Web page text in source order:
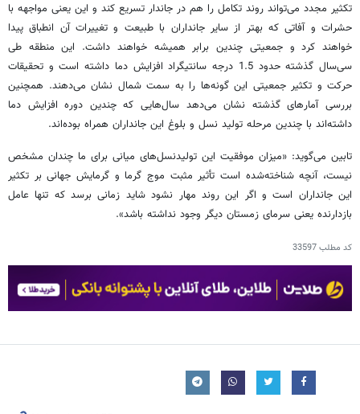
تکثیر مجدد می‌تواند روند تکامل را هم در جاندار تسریع کند و این یعنی مواجهه با
حشرات و آفاتی که بهتر از سایر جانداران با طبیعت و تغییرات آن انطباق پیدا
خواهند کرد و جمعیتی چندین برابر همیشه خواهند داشت. این منطقه طی
سی‌سال گذشته حدود 1.5 درجه سانتیگراد افزایش دما داشته است و تحقیقات
حرکت و تکثیر جمعیتی این گونه‌ها را به سمت شمال نشان می‌دهند. همچنین
بررسی آمارهای گذشته نشان می‌دهد سال‌هایی که چندین دوره افزایش دما
داشته‌اند با چندین مرحله تولید نسل و بلوغ این جانداران همراه بوده‌اند.
تابین می‌گوید: «میزان موفقیت این تولید‌نسل‌های میانی برای ما چندان مشخص
نیست، آنچه شناخته‌شده است تأثیر مثبت موج گرما و گرمایش جهانی بر تکثیر
این جانداران است و اگر این روند مهار نشود شاید زمانی برسد که تنها عامل
بازدارنده یعنی سرمای زمستان دیگر وجود نداشته باشد».
کد مطلب33597